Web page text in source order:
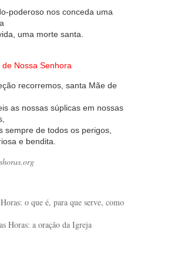
poderoso nos conceda uma
uma morte santa.
Nossa Senhora
recorremos, santa Mãe de
as nossas súplicas em nossas
sempre de todos os perigos,
e bendita.
o que é, para que serve, como
Horas: a oração da Igreja